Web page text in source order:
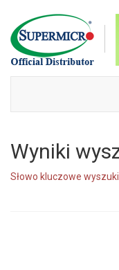
Skip
to
content
Wyniki
Słowo kluczowe